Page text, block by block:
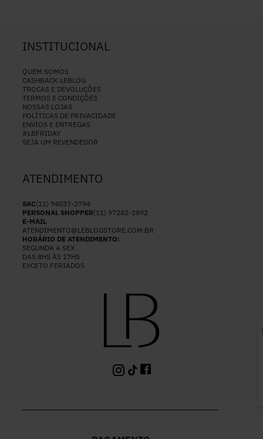
INSTITUCIONAL
QUEM SOMOS
CASHBACK LEBLOG
TROCAS E DEVOLUÇÕES
TERMOS E CONDIÇÕES
NOSSAS LOJAS
POLÍTICAS DE PRIVACIDADE
ENVIOS E ENTREGAS
#LBFRIDAY
SEJA UM REVENDEDOR
ATENDIMENTO
SAC(11) 94037-2794
PERSONAL SHOPPER(11) 97282-2892
E-MAIL
ATENDIMENTO@LEBLOGSTORE.COM.BR
HORÁRIO DE ATENDIMENTO:
SEGUNDA A SEX
DAS 8HS ÀS 17HS
EXCETO FERIADOS